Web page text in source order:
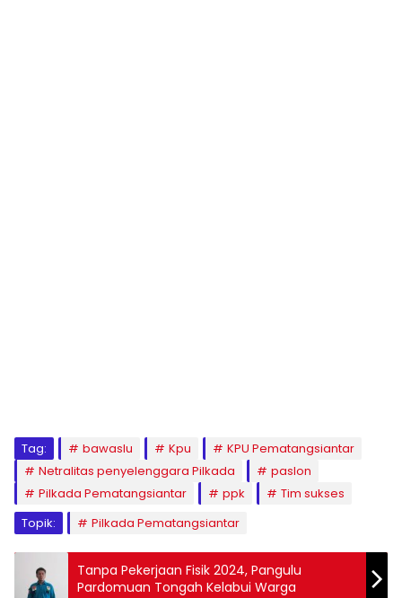
Tag: bawaslu Kpu
KPU Pematangsiantar
Netralitas penyelenggara Pilkada
paslon
Pilkada Pematangsiantar
ppk
Tim sukses
Topik:
Pilkada Pematangsiantar
Tanpa Pekerjaan Fisik 2024, Pangulu
Pardomuan Tongah Kelabui Warga